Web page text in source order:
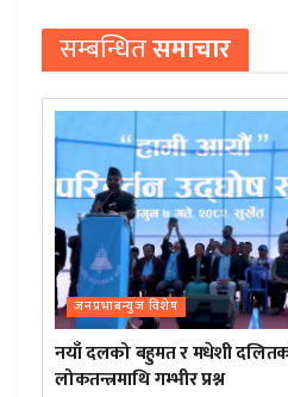
सम्बन्धितसमाचार
जनप्रभाबन्युज विशेष
नयाँ दलको बहुमत र मधेशी
लोकतन्त्रमाथि गम्भीर प्रश्न